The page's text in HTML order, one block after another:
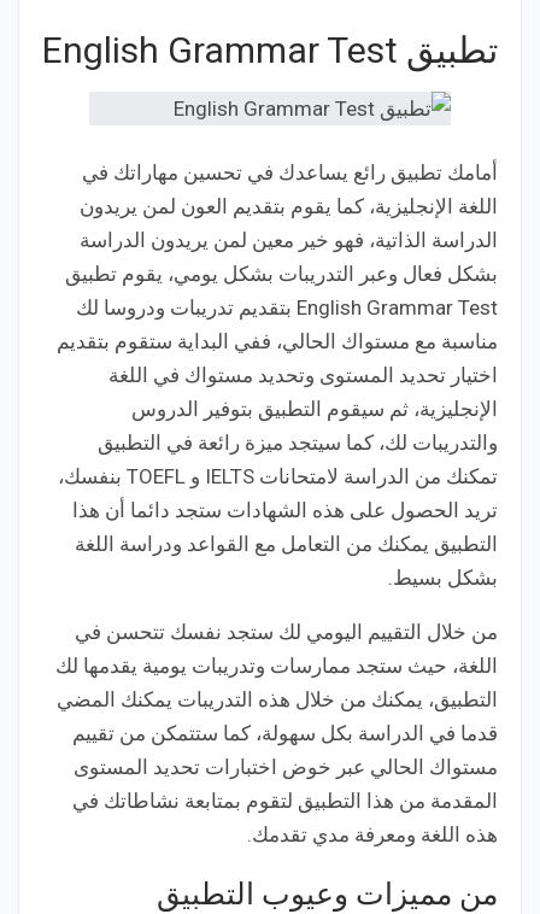
تطبيق English Grammar Test
أمامك تطبيق رائع يساعدك في تحسين مهاراتك في
اللغة الإنجليزية، كما يقوم بتقديم العون لمن يريدون
الدراسة الذاتية، فهو خير معين لمن يريدون الدراسة
بشكل فعال وعبر التدريبات بشكل يومي، يقوم تطبيق
English Grammar Test بتقديم تدريبات ودروسا لك
مناسبة مع مستواك الحالي، ففي البداية ستقوم بتقديم
اختيار تحديد المستوى وتحديد مستواك في اللغة
الإنجليزية، ثم سيقوم التطبيق بتوفير الدروس
والتدريبات لك، كما سيتجد ميزة رائعة في التطبيق
تمكنك من الدراسة لامتحانات IELTS و TOEFL بنفسك،
تريد الحصول على هذه الشهادات ستجد دائما أن هذا
التطبيق يمكنك من التعامل مع القواعد ودراسة اللغة
بشكل بسيط.
من خلال التقييم اليومي لك ستجد نفسك تتحسن في
اللغة، حيث ستجد ممارسات وتدريبات يومية يقدمها لك
التطبيق، يمكنك من خلال هذه التدريبات يمكنك المضي
قدما في الدراسة بكل سهولة، كما ستتمكن من تقييم
مستواك الحالي عبر خوض اختبارات تحديد المستوى
المقدمة من هذا التطبيق لتقوم بمتابعة نشاطاتك في
هذه اللغة ومعرفة مدي تقدمك.
من مميزات وعيوب التطبيق